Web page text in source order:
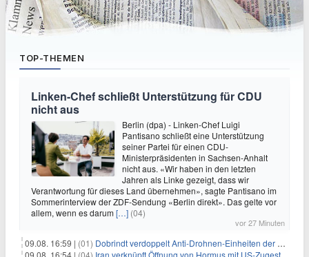
TOP-THEMEN
Linken-Chef schließt Unterstützung für CDU
nicht aus
Berlin (dpa) - Linken-Chef Luigi
Pantisano schließt eine Unterstützung
seiner Partei für einen CDU-
Ministerpräsidenten in Sachsen-Anhalt
nicht aus. «Wir haben in den letzten
Jahren als Linke gezeigt, dass wir
Verantwortung für dieses Land übernehmen», sagte Pantisano im
Sommerinterview der ZDF-Sendung «Berlin direkt». Das gelte vor
allem, wenn es darum[…] (04)
vor 27 Minuten
09.08. 16:59 | (01) Dobrindt verdoppelt Anti-Drohnen-Einheiten der Bundespolizei
09.08. 16:54 | (04) Iran verknüpft Öffnung von Hormus mit US-Zugeständnissen